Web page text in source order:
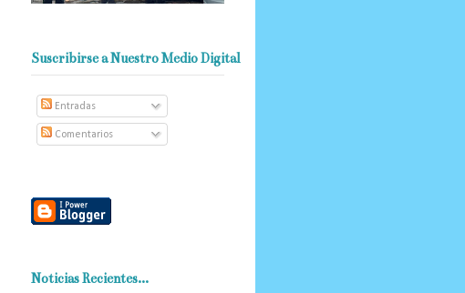
Suscribirse a Nuestro Medio Digital
Entradas
Comentarios
Noticias Recientes...